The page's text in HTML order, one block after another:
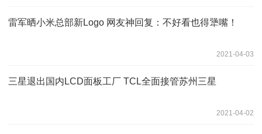
雷军晒小米总部新Logo 网友神回复：不好看也得犟嘴！
2021-04-03
三星退出国内LCD面板工厂 TCL全面接管苏州三星
2021-04-02